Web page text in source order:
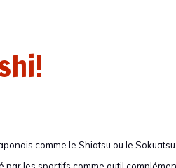
comme le Shiatsu ou le
par les sportifs comme outil